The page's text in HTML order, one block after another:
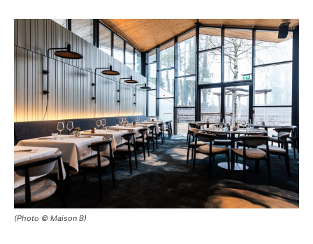
(Photo © Maison B)